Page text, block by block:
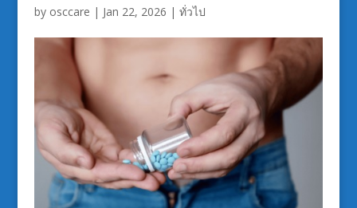
by osccare | Jan 22, 2026 | ทั่วไป